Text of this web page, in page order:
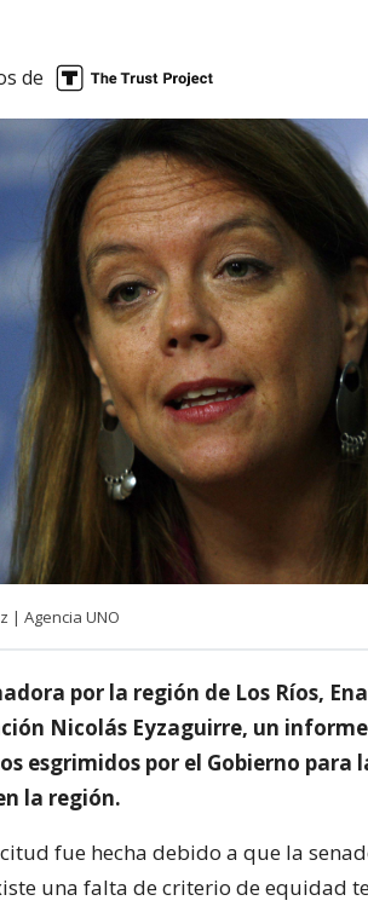
de
| Agencia UNO
por la región de Los Ríos,
Nicolás Eyzaguirre, un
esgrimidos por el Gobierno para
la región.
fue hecha debido a que la
una falta de criterio de equidad